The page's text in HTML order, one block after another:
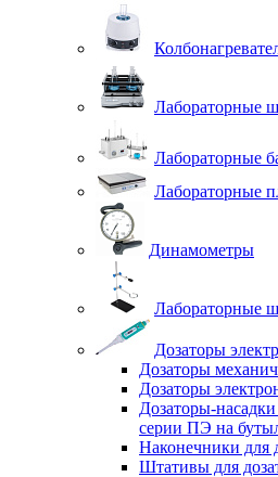
Лабораторные
Лабораторные
Лабораторные
Динамометры
Лабораторные
Дозаторы
Дозаторы
Дозаторы
Дозаторы-
серии ПЭ на
Наконечники для
Штативы для